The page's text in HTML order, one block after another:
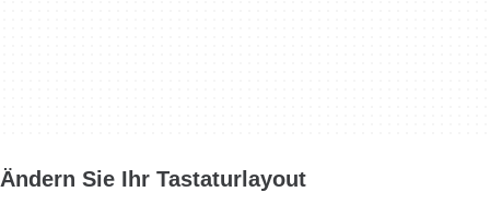
Ändern Sie Ihr Tastaturlayout